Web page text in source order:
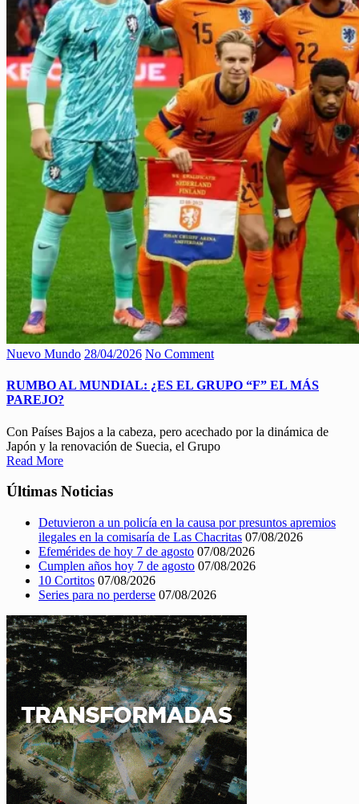
Nuevo Mundo 28/04/2026 No Comment
RUMBO AL MUNDIAL: ¿ES EL GRUPO “F” EL MÁS
PAREJO?
Con Países Bajos a la cabeza, pero acechado por la dinámica de
Japón y la renovación de Suecia, el Grupo
Read More
Últimas Noticias
Detuvieron a un policía en la causa por presuntos apremios
ilegales en la comisaría de Las Chacritas 07/08/2026
Efemérides de hoy 7 de agosto 07/08/2026
Cumplen años hoy 7 de agosto 07/08/2026
10 Cortitos 07/08/2026
Series para no perderse 07/08/2026